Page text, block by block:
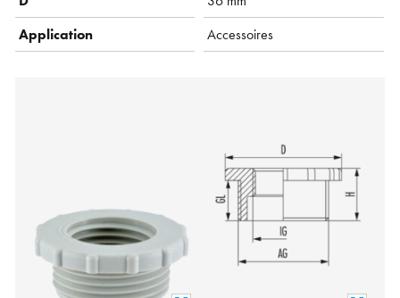
Application
Accessoires